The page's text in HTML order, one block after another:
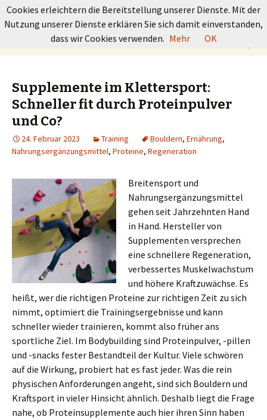
GRUNDKURS BOULDERN
Springe
nach:
Supplemente im Klettersport:
Schneller fit durch Proteinpulver
und Co?
24. Februar 2023 Training Bouldern, Ernährung,
Nahrungsergänzungsmittel, Proteine, Regeneration
Breitensport und
Nahrungsergänzungsmittel
gehen seit Jahrzehnten Hand
in Hand. Hersteller von
Supplementen versprechen
eine schnellere Regeneration,
verbessertes Muskelwachstum
und höhere Kraftzuwächse. Es
heißt, wer die richtigen Proteine zur richtigen Zeit zu sich
nimmt, optimiert die Trainingsergebnisse und kann
schneller wieder trainieren, kommt also früher ans
sportliche Ziel. Im Bodybuilding sind Proteinpulver, -pillen
und -snacks fester Bestandteil der Kultur. Viele schwören
auf die Wirkung, probiert hat es fast jeder. Was die rein
physischen Anforderungen angeht, sind sich Bouldern und
Kraftsport in vieler Hinsicht ähnlich. Deshalb liegt die Frage
nahe, ob Proteinsupplemente auch hier ihren Sinn haben
Cookies erleichtern die Bereitstellung unserer Dienste. Mit der
Nutzung unserer Dienste erklären Sie sich damit einverstanden,
dass wir Cookies verwenden. Mehr OK